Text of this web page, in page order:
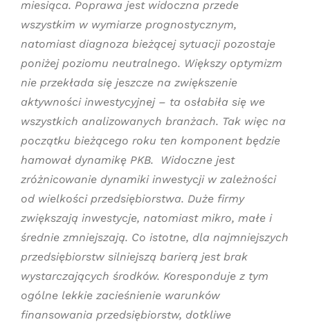
miesiąca. Poprawa jest widoczna przede
wszystkim w wymiarze prognostycznym,
natomiast diagnoza bieżącej sytuacji pozostaje
poniżej poziomu neutralnego. Większy optymizm
nie przekłada się jeszcze na zwiększenie
aktywności inwestycyjnej – ta osłabiła się we
wszystkich analizowanych branżach. Tak więc na
początku bieżącego roku ten komponent będzie
hamował dynamikę PKB. Widoczne jest
zróżnicowanie dynamiki inwestycji w zależności
od wielkości przedsiębiorstwa. Duże firmy
zwiększają inwestycje, natomiast mikro, małe i
średnie zmniejszają. Co istotne, dla najmniejszych
przedsiębiorstw silniejszą barierą jest brak
wystarczających środków. Koresponduje z tym
ogólne lekkie zacieśnienie warunków
finansowania przedsiębiorstw, dotkliwe